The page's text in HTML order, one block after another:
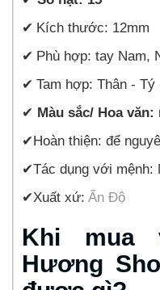
✔ Kích thước: 12mm
✔ Phù hợp: tay Nam,
✔ Tam hợp: Thân - Tý
✔ Màu sắc/ Hoa văn:
✔Hoàn thiện: để
✔Tác dụng với mệnh:
✔Xuất xứ: Ấn Độ
Khi mua
Hương